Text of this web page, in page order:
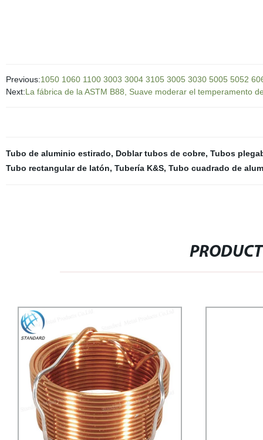
Previous:1050 1060 1100 3003 3004 3105 3005 3030 5005 5052
Next:La fábrica de la ASTM B88, Suave moderar el temperamento
Tubo de aluminio estirado, Doblar tubos de cobre, Tubos
Tubo rectangular de latón, Tubería K&S, Tubo cuadrado de